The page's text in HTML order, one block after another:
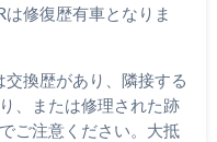
修復歴有車となりま
換歴があり、隣接する
、または修理された跡
ご注意ください。大抵